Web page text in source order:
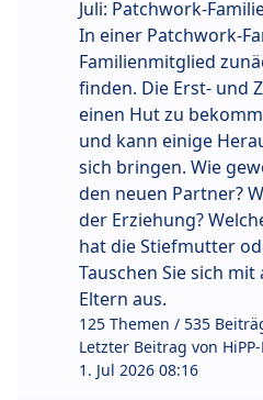
Juli: Patchwork-
In einer Patchwork-
Familienmitglied
finden. Die Erst- und
einen Hut zu
und kann einige
sich bringen. Wie
den neuen Partner?
der Erziehung?
hat die Stiefmutter
Tauschen Sie sich
Eltern aus.
125 Themen / 535
Letzter Beitrag von
1. Jul 2026 08:16